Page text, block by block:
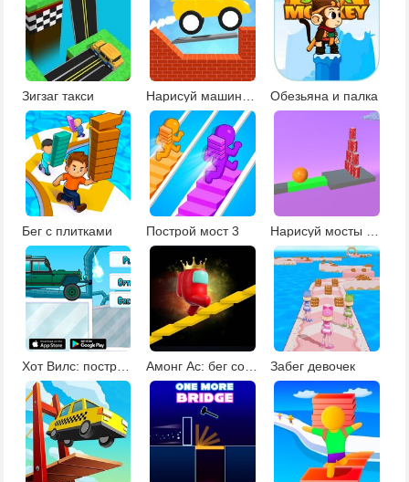
Зигзаг такси Обезьяна и палка
Бег с плитками Построй мост 3
Хот Вилс: построй переправу Амонг Ас: бег со стопками Забег девочек